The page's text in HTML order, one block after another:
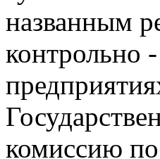
названным
контрольно
комиссию